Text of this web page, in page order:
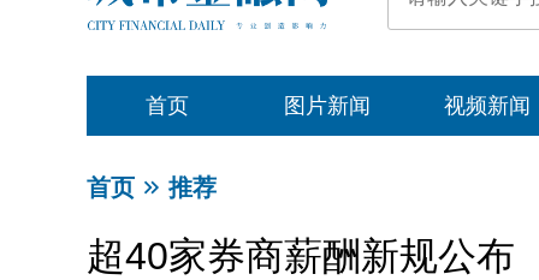
首页 图片新闻 视频新闻
首页 推荐
超40家券商薪酬新规公布